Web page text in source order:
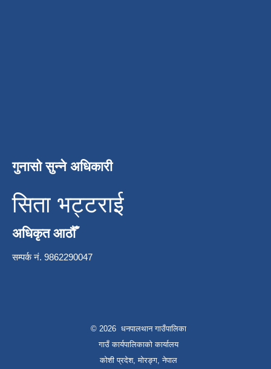
गुनासो सुन्ने अधिकारी
सिता भट्टराई
अधिकृत आठौँ
सम्पर्क नं. 9862290047
© 2026 धनपालथान गाउँपालिका
गाउँ कार्यपालिकाको कार्यालय
कोशी प्रदेश, मोरङ्ग, नेपाल